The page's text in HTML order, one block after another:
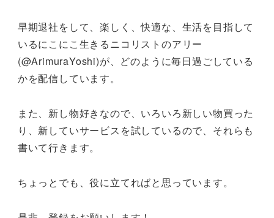
早期退社をして、楽しく、快適な、生活を目指して
いるにこにこ生きるニコリストのアリー
(@ArimuraYoshi)が、どのように毎日過ごしている
かを配信しています。
また、新し物好きなので、いろいろ新しい物買った
り、新していサービスを試しているので、それらも
書いて行きます。
ちょっとでも、役に立てればと思っています。